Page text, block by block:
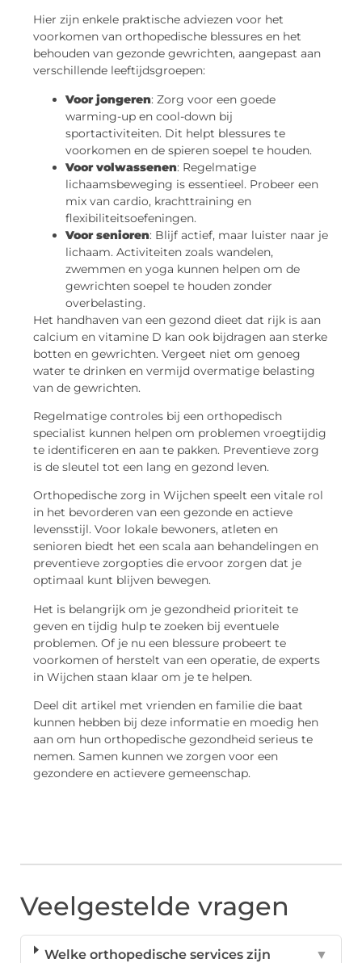
Hier zijn enkele praktische adviezen voor het
voorkomen van orthopedische blessures en het
behouden van gezonde gewrichten, aangepast aan
verschillende leeftijdsgroepen:
Voor jongeren: Zorg voor een goede
warming-up en cool-down bij
sportactiviteiten. Dit helpt blessures te
voorkomen en de spieren soepel te houden.
Voor volwassenen: Regelmatige
lichaamsbeweging is essentieel. Probeer een
mix van cardio, krachttraining en
flexibiliteitsoefeningen.
Voor senioren: Blijf actief, maar luister naar je
lichaam. Activiteiten zoals wandelen,
zwemmen en yoga kunnen helpen om de
gewrichten soepel te houden zonder
overbelasting.
Het handhaven van een gezond dieet dat rijk is aan
calcium en vitamine D kan ook bijdragen aan sterke
botten en gewrichten. Vergeet niet om genoeg
water te drinken en vermijd overmatige belasting
van de gewrichten.
Regelmatige controles bij een orthopedisch
specialist kunnen helpen om problemen vroegtijdig
te identificeren en aan te pakken. Preventieve zorg
is de sleutel tot een lang en gezond leven.
Orthopedische zorg in Wijchen speelt een vitale rol
in het bevorderen van een gezonde en actieve
levensstijl. Voor lokale bewoners, atleten en
senioren biedt het een scala aan behandelingen en
preventieve zorgopties die ervoor zorgen dat je
optimaal kunt blijven bewegen.
Het is belangrijk om je gezondheid prioriteit te
geven en tijdig hulp te zoeken bij eventuele
problemen. Of je nu een blessure probeert te
voorkomen of herstelt van een operatie, de experts
in Wijchen staan klaar om je te helpen.
Deel dit artikel met vrienden en familie die baat
kunnen hebben bij deze informatie en moedig hen
aan om hun orthopedische gezondheid serieus te
nemen. Samen kunnen we zorgen voor een
gezondere en actievere gemeenschap.
Veelgestelde vragen
Welke orthopedische services zijn
▼